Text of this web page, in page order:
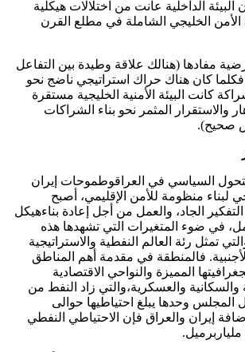
البيئة الداخلية عانت من اختلالات هيكلية
الأمن الخليجي الشاملة في مطلع القرن
مفادها (هنالك علاقة وطيدة بين التفاعل
فكلما كان هناك حراك استراتيجي ناضج نحو
كانت البيئة الأمنية الخليجية مستقرة
والاستقرار المثمر نحو بناء الشراكات
صحيح).
السياسي في العراقوطموحات إيران
لبناء منظومة للأمن الإقليمي، أصبح
الجاد، والعمل من أجل إعادة بناءهيكل
في ضوء المتغيرات التي تشهدها هذه
تمثل رئة العالم النفطية والاستراتيجية
فالمنطقة في مقدمة أهم المناطق
المميزة والنواحي الاقتصادية
والسكانية والعسكرية،والتي زاد النفط من
المجلس وحدها يبلغ احتياطيها حوالى
إيران والعراق فإن الاحتياطي النفطي